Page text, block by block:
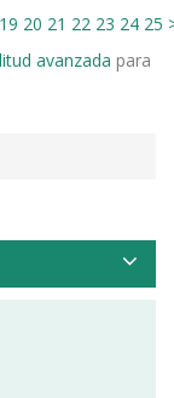
19 20 21 22 23 24 25
avanzada para